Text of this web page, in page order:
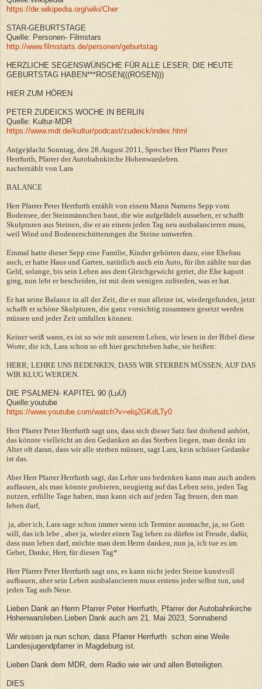
https://de.wikipedia.org/wiki/Cher
STAR-GEBURTSTAGE
Quelle: Personen- Filmstars
http://www.filmstarts.de/personen/geburtstag
HERZLICHE SEGENSWÜNSCHE FÜR ALLE LESER; DIE HEUTE
GEBURTSTAG HABEN***ROSEN(((ROSEN)))
HIER ZUM HÖREN
PETER ZUDEICKS WOCHE IN BERLIN
Quelle: Kultur-MDR
https://www.mdr.de/kultur/podcast/zudeick/index.html
An(ge)dacht Sonntag, den 28.August 2011, Sprecher Herr Pfarrer Peter
Herrfurth, Pfarrer der Autobahnkirche Hohenwarsleben.
nacherzählt von Lara
BALANCE
Herr Pfarrer Peter Herrfurth erzählt von einem Mann Namens Sepp vom
Bodensee, der Steinmännchen baut, die wie aufgefädelt aussehen, er schafft
Skulpturen aus Steinen, die er an einem jeden Tag neu ausbalancieren muss,
weil Wind und Bodenerschütterungen die Steine umwerfen.
Einmal hatte dieser Sepp eine Familie, Kinder gehörten dazu, eine Ehefrau
auch, er hatte Haus und Garten, natürlich auch ein Auto, für ihn zählte nur das
Geld, solange, bis sein Leben aus dem Gleichgewicht geriet, die Ehe kaputt
ging, nun lebt er bescheiden, ist mit dem wenigen zufrieden, was er hat.
Er hat seine Balance in all der Zeit, die er nun alleine ist, wiedergefunden, jetzt
schafft er schöne Skulpturen, die ganz vorsichtig zusammen gesetzt werden
müssen und jeder Zeit umfallen können.
Keiner weiß wann, es ist so wie mit unserem Leben, wir lesen in der Bibel diese
Worte, die ich, Lara schon so oft hier geschrieben habe, sie heißen:
HERR; LEHRE UNS BEDENKEN; DASS WIR STERBEN MÜSSEN; AUF DAS
WIR KLUG WERDEN.
DIE PSALMEN- KAPITEL 90 (LuÜ)
Quelle:youtube
https://www.youtube.com/watch?v=elq2GKdLTy0
Herr Pfarrer Peter Herrfurth sagt uns, dass sich dieser Satz fast drohend anhört,
das könnte vielleicht an den Gedanken an das Sterben liegen, man denkt im
Alter oft daran, dass wir alle sterben müssen, sagt Lara, kein schöner Gedanke
ist das.
Aber Herr Pfarrer Herrfurth sagt, das Lehre uns bedenken kann man auch anders
auffassen, als man könnte probieren, neugierig auf das Leben sein, jeden Tag
nutzen, erfüllte Tage haben, man kann sich auf jeden Tag freuen, den man
leben darf,
ja, aber ich, Lara sage schon immer wenn ich Termine ausmache, ja, so Gott
will, das ich lebe , aber ja, wieder einen Tag leben zu dürfen ist Freude, dafür,
dass man leben darf, möchte man dem Herrn danken, nun ja, ich tue es im
Gebet, Danke, Herr, für diesen Tag*
Herr Pfarrer Peter Herrfurth sagt uns, es kann nicht jeder Steine kunstvoll
aufbauen, aber sein Leben ausbalancieren muss erstens jeder selbst tun, und
jeden Tag aufs Neue.
Lieben Dank an Herrn Pfarrer Peter Herrfurth, Pfarrer der Autobahnkirche
Hohenwarsleben.Lieben Dank auch am 21. Mai 2023, Sonnabend
Wir wissen ja nun schon, dass Pfarrer Herrfurth schon eine Weile
Landesjugendpfarrer in Magdeburg ist.
Lieben Dank dem MDR, dem Radio wie wir und allen Beteiligten.
DIES